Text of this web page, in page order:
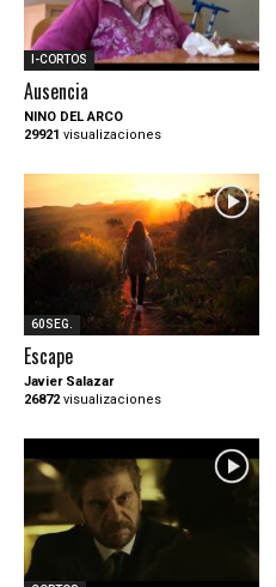
I-CORTOS
Ausencia
NINO DEL ARCO
29921 visualizaciones
60SEG.
Escape
Javier Salazar
26872 visualizaciones